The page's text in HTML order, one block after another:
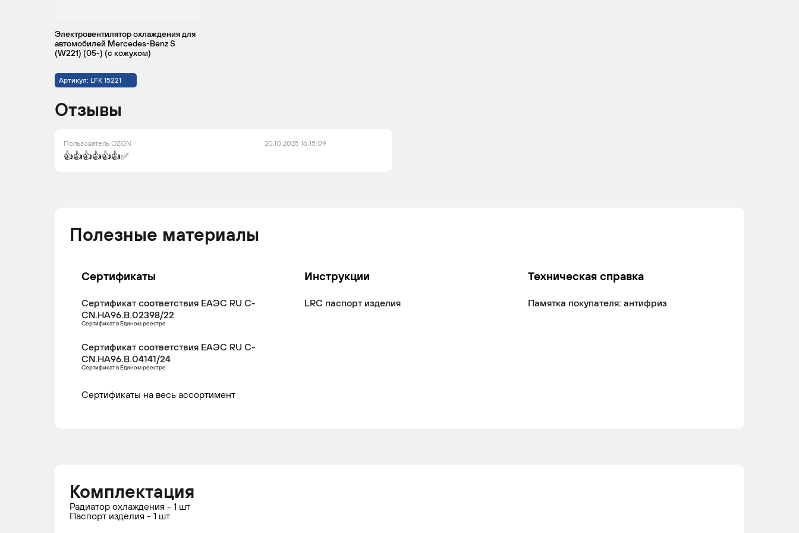
Электровентилятор охлаждения для
автомобилей Mercedes-Benz S
(W221) (05-) (с кожухом)
Артикул: LFK 15221
Отзывы
Пользователь OZON 20.10.2025 16:15:09
👍👍👍👍👍👍✅
Полезные материалы
Сертификаты
Сертификат соответствия ЕАЭС RU С-
CN.НА96.В.02398/22
Сертификат в Едином реестре
Сертификат соответствия ЕАЭС RU С-
CN.НА96.В.04141/24
Сертификат в Едином реестре
Сертификаты на весь ассортимент
Инструкции
LRC паспорт изделия
Техническая справка
Памятка покупателя: антифриз
Комплектация
Радиатор охлаждения - 1 шт
Паспорт изделия - 1 шт